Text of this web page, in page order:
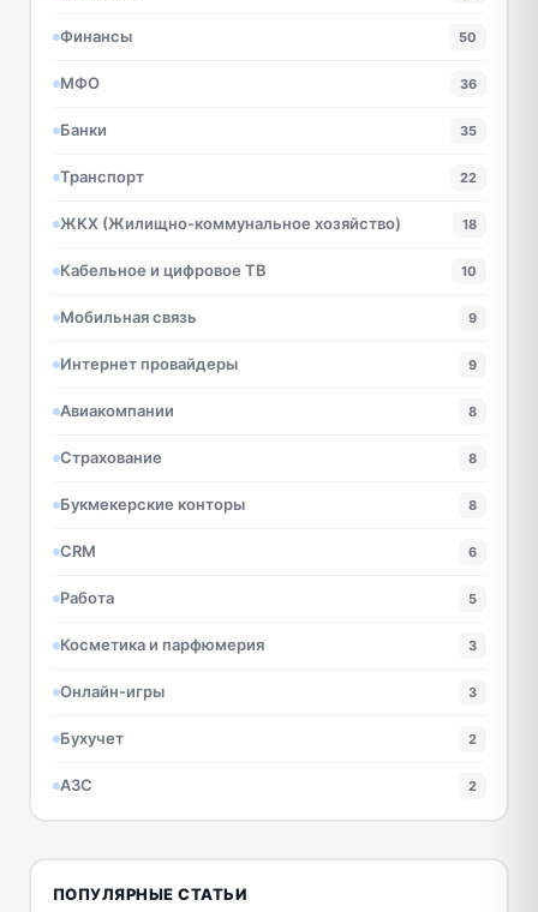
Финансы 50
МФО 36
Банки 35
Транспорт 22
ЖКХ (Жилищно-коммунальное хозяйство) 18
Кабельное и цифровое ТВ 10
Мобильная связь 9
Интернет провайдеры 9
Авиакомпании 8
Страхование 8
Букмекерские конторы 8
CRM 6
Работа 5
Косметика и парфюмерия 3
Онлайн-игры 3
Бухучет 2
АЗС 2
ПОПУЛЯРНЫЕ СТАТЬИ